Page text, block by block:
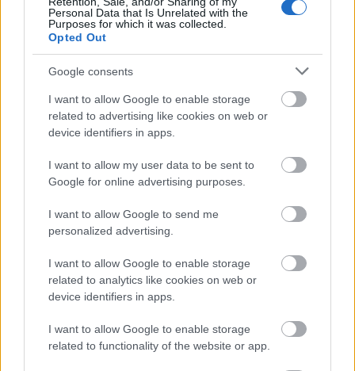
Personal Data that Is Unrelated with the
Purposes for which it was collected.
Opted Out
Google consents
I want to allow Google to enable storage
related to advertising like cookies on web or
device identifiers in apps.
I want to allow my user data to be sent to
Google for online advertising purposes.
I want to allow Google to send me
personalized advertising.
I want to allow Google to enable storage
related to analytics like cookies on web or
device identifiers in apps.
I want to allow Google to enable storage
related to functionality of the website or app.
megkapó alakításokkal. Arvin apját
Skarsgård alakítja, aki nagyon hitelesen hozza a
sérült, PTSD-ben szenvedő egykori katonát, akit
végleg megtör szeretett felesége halála. Az alakítása
az első percektől kezdve letaglózó, feszültségkeltő. A
film első felében a még gyerek Arvint Michael Banks
Repeta alakítja, az édesanyján, Charlotte-ot pedig
Haley Bennett. Van néhány emlékezetes jelenete
Harry Mellingnek is, akit a Harry Potter-széria
Dudley Dursley-jaként ismert meg a világ, de szépen
lassan ügyes karakterszínésszé növi ki magát. Riley
Keogh, Jason Clarke, Eliza Scanlen és Sebastian Stan
mindannyiuknak kijutott, mindenkinek volt
lehetőséget megcsillogtatni a tudását. Rajtuk kívül